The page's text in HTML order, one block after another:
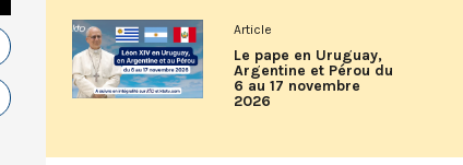
Article
Le pape en Uruguay,
Argentine et Pérou du
6 au 17 novembre
2026